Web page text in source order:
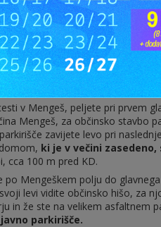
v Mengeš, peljete pri prvem
Mengeš, za občinsko stavbo
zavijete levo pri
ki je v večini
cca 100 m pred KD.
po Mengeškem polju do
levi vidite občinsko hišo, za
in že ste na velikem asfaltnem
parkirišče.